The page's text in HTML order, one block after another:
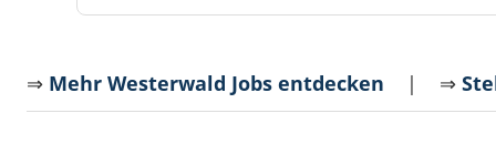
⇒ Mehr Westerwald Jobs entdecken | ⇒